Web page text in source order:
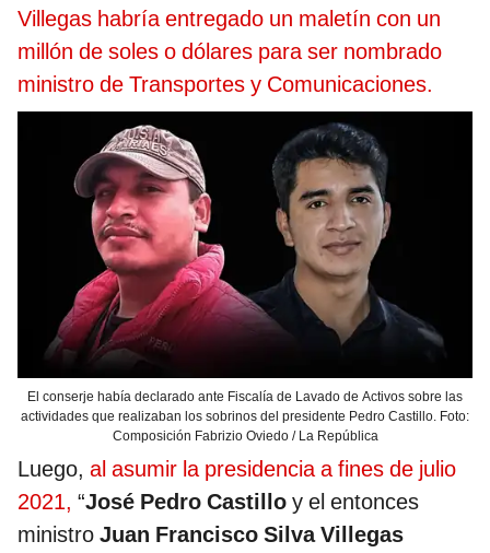
Villegas habría entregado un maletín con un
millón de soles o dólares para ser nombrado
ministro de Transportes y Comunicaciones.
El conserje había declarado ante Fiscalía de Lavado de Activos sobre las
actividades que realizaban los sobrinos del presidente Pedro Castillo. Foto:
Composición Fabrizio Oviedo / La República
Luego, al asumir la presidencia a fines de julio
2021, “José Pedro Castillo y el entonces
ministro Juan Francisco Silva Villegas